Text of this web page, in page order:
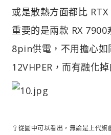
或是散熱方面都比
重要的是兩款 RX
8pin供電，不用擔心
12VHPER，而有融化
⇧從圖中可以看出，無論是上代旗